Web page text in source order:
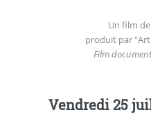
Un film
produit par
Film
Vendredi 25